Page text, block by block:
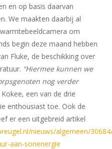
en op basis daarvan
We maakten daarbij al
om
begin deze maand hebben
Fluke, de beschikking over
“Hiermee kunnen we
nog verder
een van de drie
enthousiast toe. Ook de
er een uitgebreid artikel
nieuws/algemeen/
aan-sonenergie